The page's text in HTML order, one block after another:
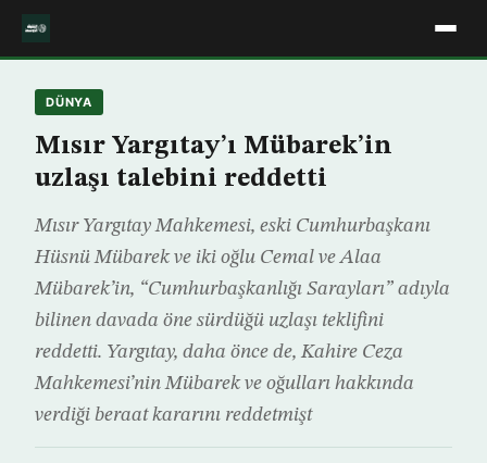
DÜNYA
Mısır Yargıtay’ı Mübarek’in
uzlaşı talebini reddetti
Mısır Yargıtay Mahkemesi, eski Cumhurbaşkanı
Hüsnü Mübarek ve iki oğlu Cemal ve Alaa
Mübarek’in, “Cumhurbaşkanlığı Sarayları” adıyla
bilinen davada öne sürdüğü uzlaşı teklifini
reddetti. Yargıtay, daha önce de, Kahire Ceza
Mahkemesi’nin Mübarek ve oğulları hakkında
verdiği beraat kararını reddetmişt